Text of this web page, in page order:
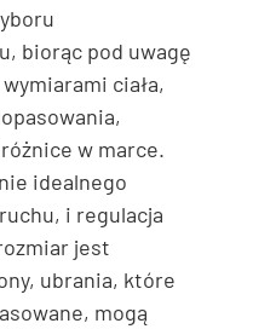
biorąc pod uwagę
ciała,
w marce.
idealnego
i regulacja
jest
ubrania, które
mogą